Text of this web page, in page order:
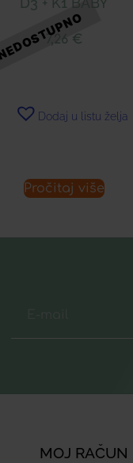
7,26 €
Dodaj u listu želja
Pročitaj više
MOJ RAČUN